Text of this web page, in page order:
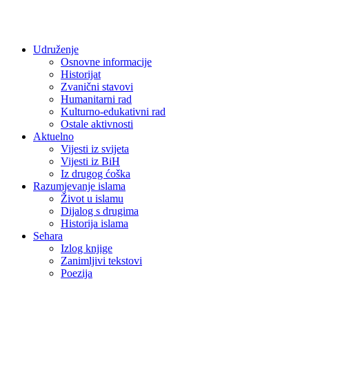
Udruženje
Osnovne informacije
Historijat
Zvanični stavovi
Humanitarni rad
Kulturno-edukativni rad
Ostale aktivnosti
Aktuelno
Vijesti iz svijeta
Vijesti iz BiH
Iz drugog ćoška
Razumjevanje islama
Život u islamu
Dijalog s drugima
Historija islama
Sehara
Izlog knjige
Zanimljivi tekstovi
Poezija